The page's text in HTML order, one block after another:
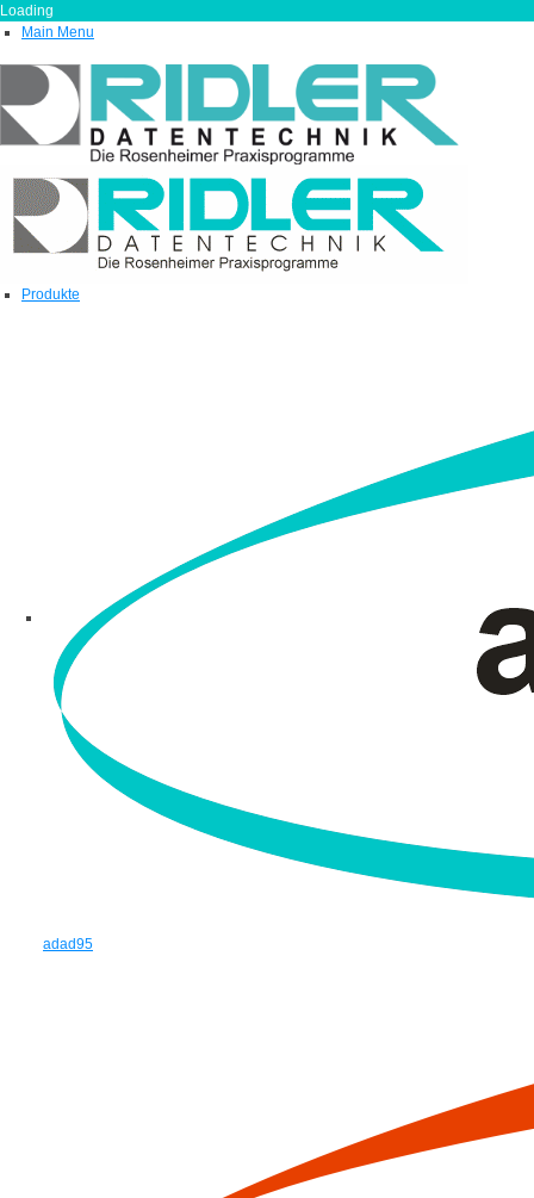
Loading
Main Menu
Produkte
adad95